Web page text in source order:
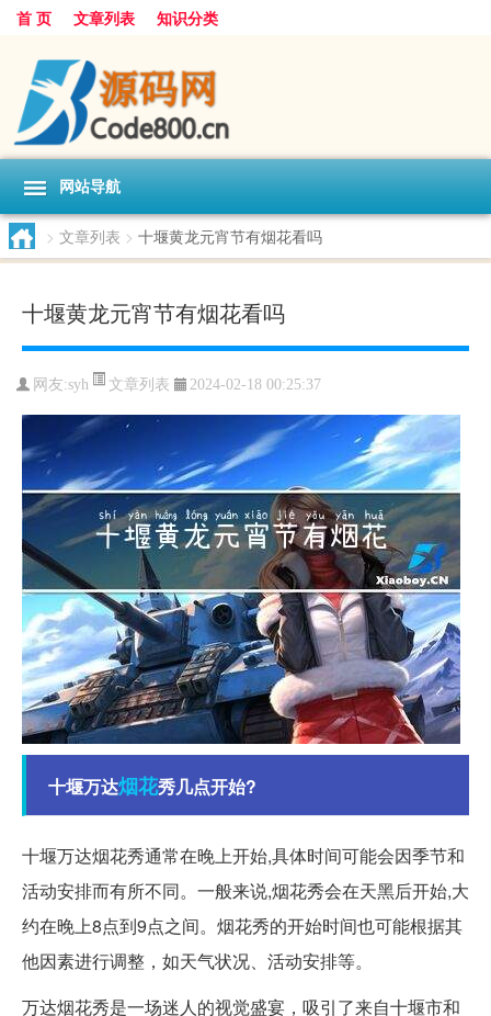
首 页 文章列表 知识分类
网站导航
> 文章列表 > 十堰黄龙元宵节有烟花看吗
十堰黄龙元宵节有烟花看吗
网友:syh 文章列表 2024-02-18 00:25:37
十堰万达烟花秀几点开始?
十堰万达烟花秀通常在晚上开始,具体时间可能会因季节和
活动安排而有所不同。一般来说,烟花秀会在天黑后开始,大
约在晚上8点到9点之间。烟花秀的开始时间也可能根据其
他因素进行调整，如天气状况、活动安排等。
万达烟花秀是一场迷人的视觉盛宴，吸引了来自十堰市和